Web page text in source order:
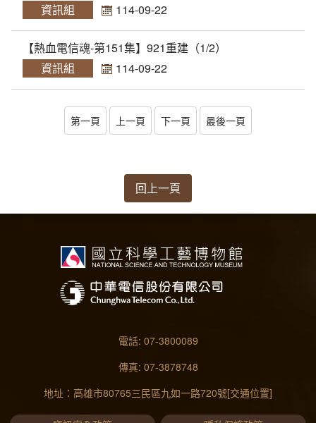
資訊組
114-09-22
【熱血電信魂-第151集】921重建（1/2）
資訊組
114-09-22
第一頁 上一頁 下一頁 最後一頁
回上一頁
電話: 07-3800089
傳真: 07-3878748
地址：高雄市80765三民區九如一路720號[交通位置]